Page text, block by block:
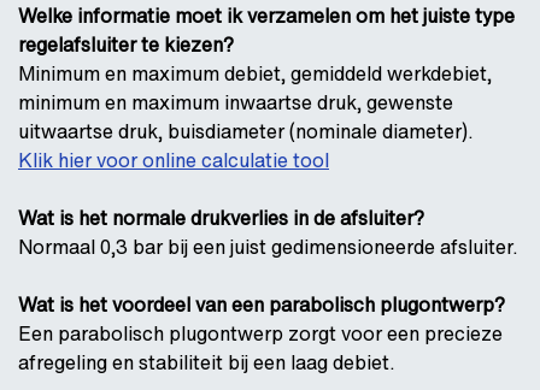
Welke informatie moet ik verzamelen om het juiste type
regelafsluiter te kiezen?
Minimum en maximum debiet, gemiddeld werkdebiet,
minimum en maximum inwaartse druk, gewenste
uitwaartse druk, buisdiameter (nominale diameter).
Klik hier voor online calculatie tool
Wat is het normale drukverlies in de afsluiter?
Normaal 0,3 bar bij een juist gedimensioneerde afsluiter.
Wat is het voordeel van een parabolisch plugontwerp?
Een parabolisch plugontwerp zorgt voor een precieze
afregeling en stabiliteit bij een laag debiet.